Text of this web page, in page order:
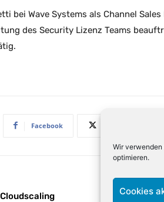
Wir verwenden
optimieren.
Cookies
bei Wave Systems als Channel
des Security Lizenz Teams
Facebook